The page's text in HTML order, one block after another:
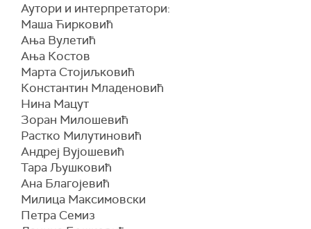
Аутори и интерпретатори:
Маша Ћирковић
Ања Вулетић
Ања Костов
Марта Стојиљковић
Константин Младеновић
Нина Мацут
Зоран Милошевић
Растко Милутиновић
Андреј Вујошевић
Тара Љушковић
Ана Благојевић
Милица Максимовски
Петра Семиз